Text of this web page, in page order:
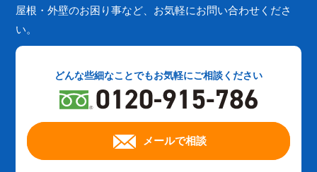
屋根・外壁のお困り事など、お気軽にお問い合わせくださ
い。
どんな些細なことでもお気軽にご相談ください
メールで相談